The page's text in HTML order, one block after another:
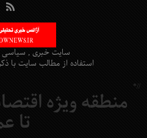
سایت خبری , سیاسی
استفاده از مطالب سایت با
منطقه ویژه
تا
//*